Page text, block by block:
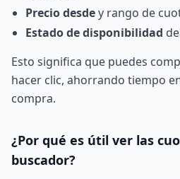
Precio desdey rango de
Estado de disponibilidad
Esto significa que puedes
hacer clic, ahorrando tiempo
compra.
¿Por qué es útil ver las
buscador?